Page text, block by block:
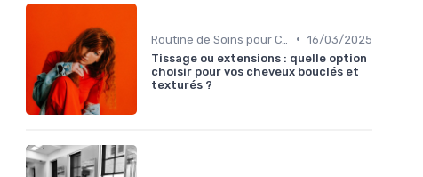
• 16/03/2025
Tissage ou extensions : quelle option
choisir pour vos cheveux bouclés et
texturés ?